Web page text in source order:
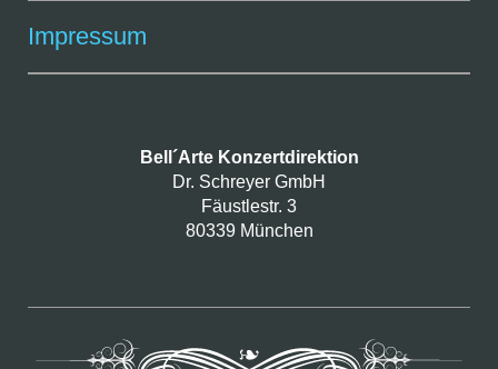
Impressum
Bell´Arte Konzertdirektion
Dr. Schreyer GmbH
Fäustlestr. 3
80339 München